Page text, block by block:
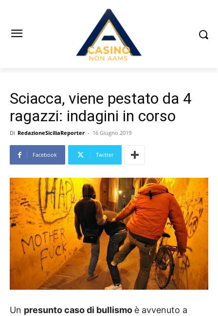
Sciacca, viene pestato da 4
ragazzi: indagini in corso
Di RedazioneSiciliaReporter - 16 Giugno 2019
Facebook Twitter
Un presunto caso di bullismo è avvenuto a